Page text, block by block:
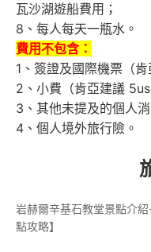
瓦沙湖遊船費用；
8、每人每天一瓶水。
費用不包含：
1、簽證及國際機票（肯
2、小費（肯亞建議
3、其他未提及的個人
4、個人境外旅行險。
岩赫爾辛基石教堂景點介
點攻略】